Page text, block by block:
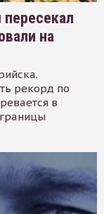
на
рекорд по
в